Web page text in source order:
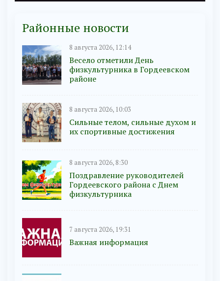
Районные новости
8 августа 2026, 12:14
Весело отметили День
физкультурника в Гордеевском
районе
8 августа 2026, 10:03
Сильные телом, сильные духом и
их спортивные достижения
8 августа 2026, 8:30
Поздравление руководителей
Гордеевского района с Днем
физкультурника
7 августа 2026, 19:31
Важная информация